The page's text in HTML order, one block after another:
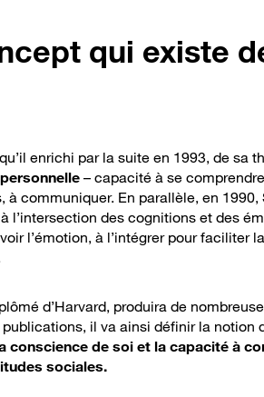
qui existe
enrichi par la suite en 1993, de sa
– capacité à se
communiquer. En parallèle, en 1990,
l’intersection des cognitions et des
l’émotion, à l’intégrer pour faciliter
d’Harvard, produira de
il va ainsi définir la notion
conscience de soi et la capacité à
sociales.